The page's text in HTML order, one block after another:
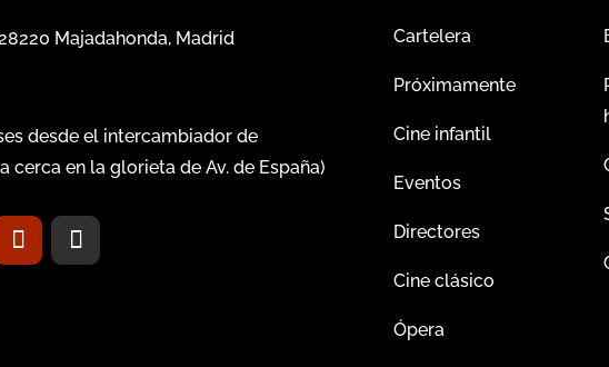
Majadahonda, Madrid
desde el intercambiador de
cerca en la glorieta de Av. de España)
Cartelera
Próximamente
Cine infantil
Eventos
Directores
Cine clásico
Ópera